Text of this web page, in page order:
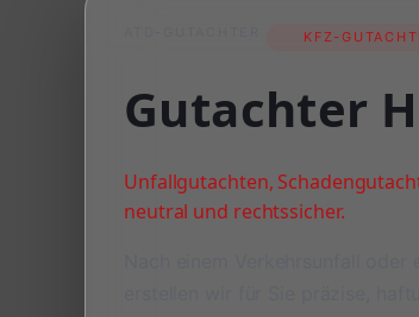
KFZ-
Gutachter
Unfallgutachten,
neutral und rechtssicher.